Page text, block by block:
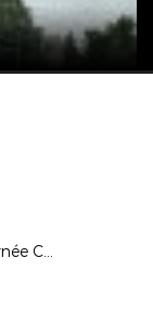
Convocation Stage Journée CPD U14G (Nés en 2011)